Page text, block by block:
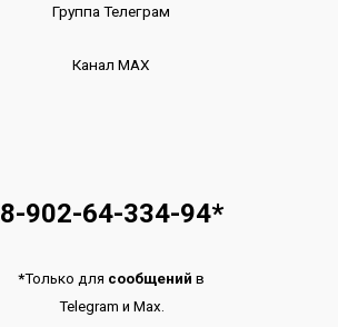
Группа Телеграм
Канал МАХ
8-902-64-334-94*
*Только для сообщений в
Telegram и Max.